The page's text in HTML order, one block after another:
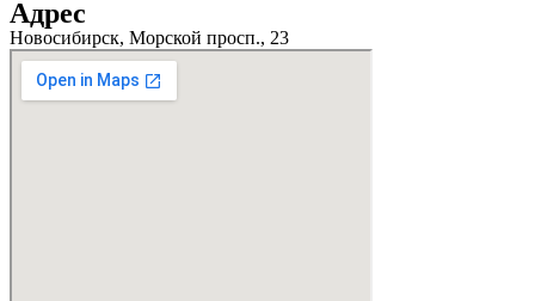
Адрес
Новосибирск, Морской просп., 23